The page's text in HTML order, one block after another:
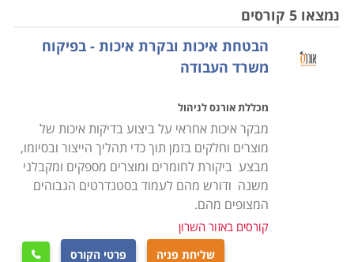
אותם תושבים לשירותי חינוך, השכלה ולימודי תעודה. בנוסף
גם מקומות עבודה רבים נפתחו באזור השרון ואפשרויות
תעסוקה לאנשי מקצוע גדלו ועכשיו זה זמן מתאים ללמוד
באזור השרון נכללים ישובים וערים כמו רעננה, מדרשת
רופין, נתניה, פתח-תקווה, בית ברל ומכללות רבות שביניהן
משקית יוזמות - מרכז הדרכה שנמצאת בבאר שבע,
אשדוד - סניף פתח תקווה
- סניף פריסה ארצית
נמצאו 5 קורסים
הבטחת איכות ובקרת איכות - בפיקוח
משרד העבודה
מכללת אורנס לניהול
מבקר איכות אחראי על ביצוע בדיקות איכות של
מוצרים וחלקים בזמן תוך כדי תהליך הייצור ובסיומו,
מבצע ביקורת לחומרים ומוצרים מספקים ומקבלני
משנה ודורש מהם לעמוד בסטנדרטים הגבוהים
המצופים מהם.
קורסים באזור השרון
שליחת פניה פרטי הקורס 